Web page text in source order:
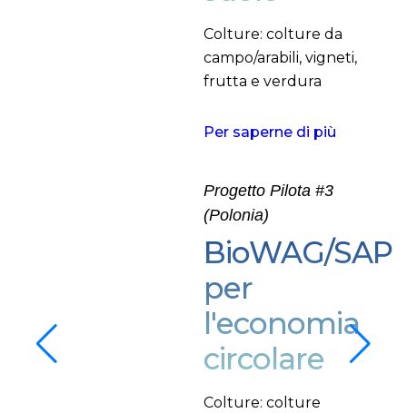
Colture: colture da
campo/arabili, vigneti,
frutta e verdura
Per saperne di più
Progetto Pilota #3
(Polonia)
BioWAG/SAP
per
l'economia
circolare
Colture: colture